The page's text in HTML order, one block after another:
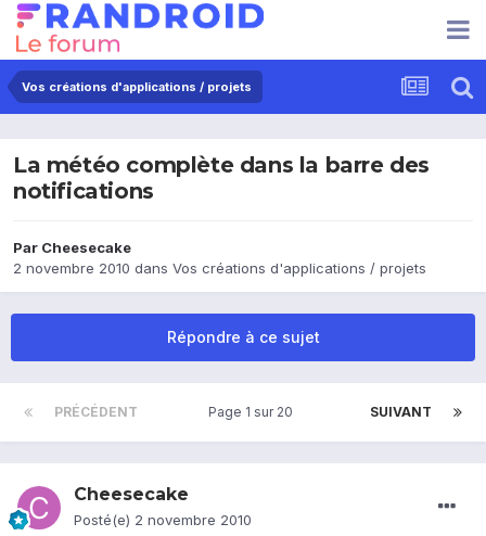
Vos créations d'applications / projets
La météo complète dans la barre des
notifications
Par Cheesecake
2 novembre 2010 dans Vos créations d'applications / projets
Répondre à ce sujet
PRÉCÉDENT SUIVANT
Page 1 sur 20
Cheesecake
Posté(e) 2 novembre 2010